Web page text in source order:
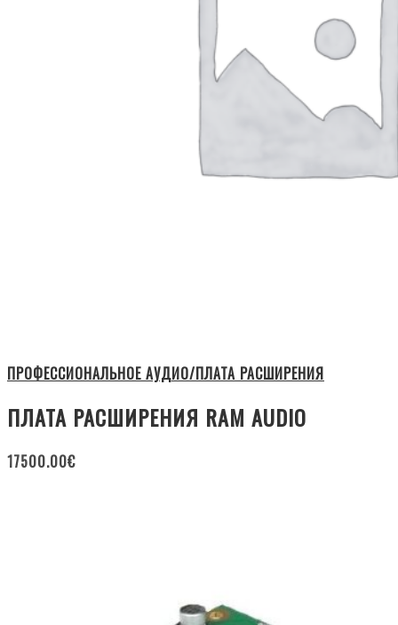
ПРОФЕССИОНАЛЬНОЕ АУДИО/ПЛАТА РАСШИРЕНИЯ
ПЛАТА РАСШИРЕНИЯ RAM AUDIO
17500.00€